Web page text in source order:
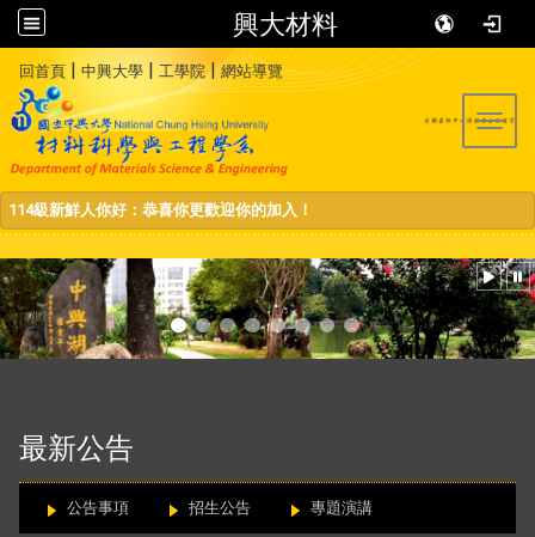
興大材料
回首頁 | 中興大學 | 工學院|網站導覽
114級新鮮人你好：恭喜你更歡迎你的加入！
最新公告
公告事項 招生公告 專題演講